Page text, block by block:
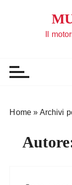
Il
Home » Archivi